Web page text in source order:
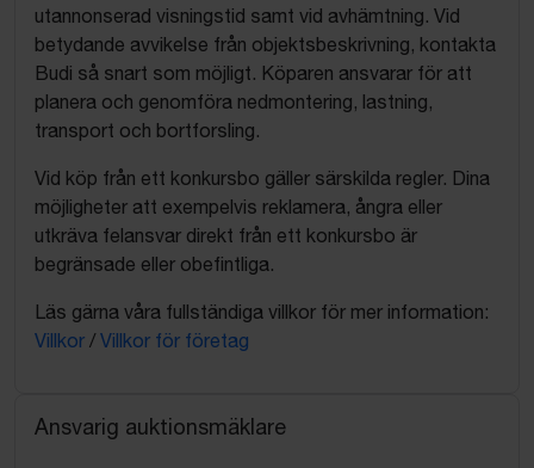
utannonserad visningstid samt vid avhämtning. Vid
betydande avvikelse från objektsbeskrivning, kontakta
Budi så snart som möjligt. Köparen ansvarar för att
planera och genomföra nedmontering, lastning,
transport och bortforsling.
Vid köp från ett konkursbo gäller särskilda regler. Dina
möjligheter att exempelvis reklamera, ångra eller
utkräva felansvar direkt från ett konkursbo är
begränsade eller obefintliga.
Läs gärna våra fullständiga villkor för mer information:
Villkor / Villkor för företag
Ansvarig auktionsmäklare